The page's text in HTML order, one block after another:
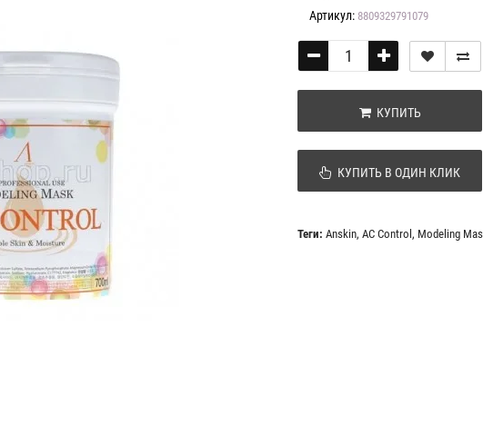
Артикул: 8809329791079
КУПИТЬ
КУПИТЬ В ОДИН КЛИК
Теги: Anskin, AC Control , Modeling